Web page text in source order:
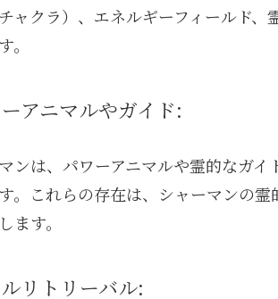
ャクラ）、エネルギーフィールド
。
アニマルやガイド:
ンは、パワーアニマルや霊的なガ
。これらの存在は、シャーマンの
ます。
リトリーバル: